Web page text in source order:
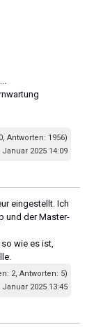
Antworten: 1956)
2025 14:09
eingestellt. Ich
und der Master-
wie es ist,
2, Antworten: 5)
2025 13:45